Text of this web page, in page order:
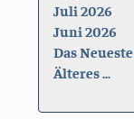
Juli 2026
Juni 2026
Das Neueste
Älteres ...